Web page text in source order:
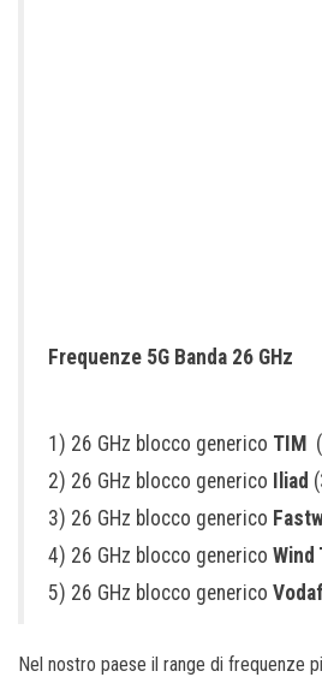
Frequenze 5G Banda 26 GHz
1) 26 GHz blocco generico TIM
2) 26 GHz blocco generico Iliad
3) 26 GHz blocco generico
4) 26 GHz blocco generico Wind
5) 26 GHz blocco generico
Nel nostro paese il range di frequenze